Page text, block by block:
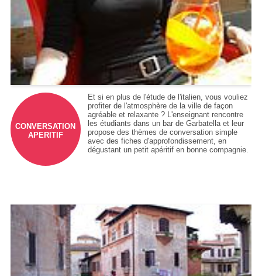
CONVERSATION
APERITIF
Et si en plus de l'étude de l'italien, vous vouliez
profiter de l'atmosphère de la ville de façon
agréable et relaxante ? L'enseignant rencontre
les étudiants dans un bar de Garbatella et leur
propose des thèmes de conversation simple
avec des fiches d'approfondissement, en
dégustant un petit apéritif en bonne compagnie.